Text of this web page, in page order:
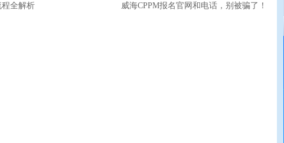
全解析 威海CPPM报名官网和电话，别被骗了！